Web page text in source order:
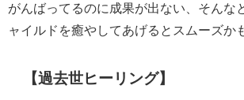
がんばってるのに成果が出ない、そんな
ャイルドを癒やしてあげるとスムーズか
【過去世ヒーリング】